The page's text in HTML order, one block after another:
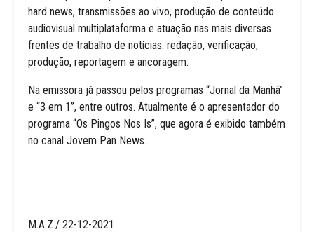
hard news, transmissões ao vivo, produção de conteúdo
audiovisual multiplataforma e atuação nas mais diversas
frentes de trabalho de notícias: redação, verificação,
produção, reportagem e ancoragem.
Na emissora já passou pelos programas “Jornal da Manhã”
e “3 em 1”, entre outros. Atualmente é o apresentador do
programa “Os Pingos Nos Is”, que agora é exibido também
no canal Jovem Pan News.
M.A.Z./ 22-12-2021